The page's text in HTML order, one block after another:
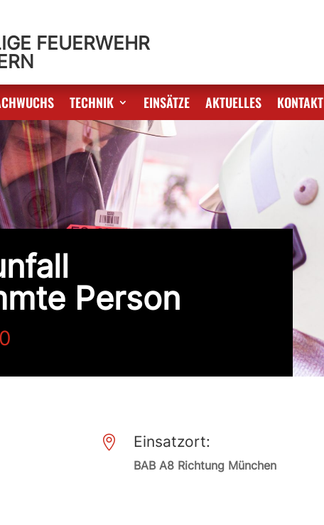
FEUERWEHR
TECHNIK EINSÄTZE AKTUELLES KONTAKT
Person
 Einsatzort:
BAB A8 Richtung München